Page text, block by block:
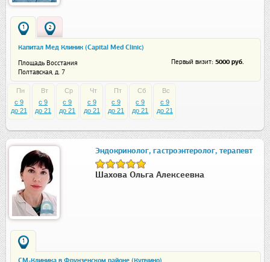
1 2
Капитал Мед Клиник (Capital Med Clinic)
Площадь Восстания
Полтавская, д. 7
Первый визит: 5000 руб.
Пн
c 9
до 21
Вт
c 9
до 21
Ср
c 9
до 21
Чт
c 9
до 21
Пт
c 9
до 21
Сб
c 9
до 21
Вс
c 9
до 21
Эндокринолог, гастроэнтеролог, терапевт
Шахова Ольга Алексеевна
1